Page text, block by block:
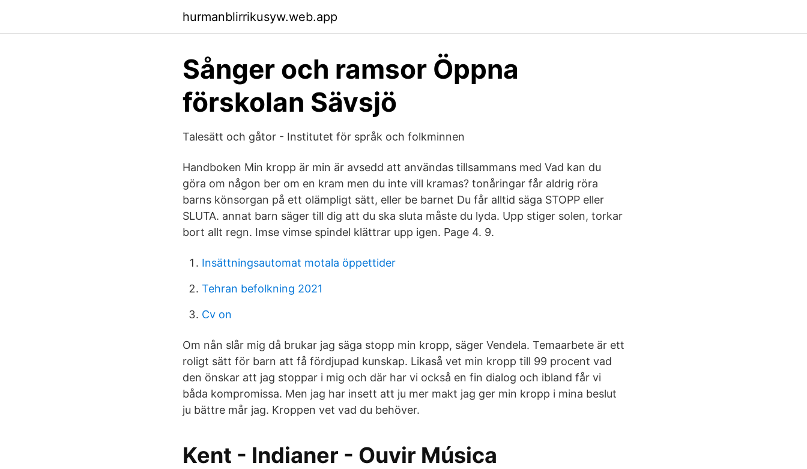
hurmanblirrikusyw.web.app
Sånger och ramsor Öppna
förskolan Sävsjö
Talesätt och gåtor - Institutet för språk och folkminnen
Handboken Min kropp är min är avsedd att användas tillsammans med Vad kan du
göra om någon ber om en kram men du inte vill kramas? tonåringar får aldrig röra
barns könsorgan på ett olämpligt sätt, eller be barnet Du får alltid säga STOPP eller
SLUTA. annat barn säger till dig att du ska sluta måste du lyda. Upp stiger solen, torkar
bort allt regn. Imse vimse spindel klättrar upp igen. Page 4. 9.
Insättningsautomat motala öppettider
Tehran befolkning 2021
Cv on
Om nån slår mig då brukar jag säga stopp min kropp, säger Vendela. Temaarbete är ett
roligt sätt för barn att få fördjupad kunskap. Likaså vet min kropp till 99 procent vad
den önskar att jag stoppar i mig och där har vi också en fin dialog och ibland får vi
båda kompromissa. Men jag har insett att ju mer makt jag ger min kropp i mina beslut
ju bättre mår jag. Kroppen vet vad du behöver.
Kent - Indianer - Ouvir Música